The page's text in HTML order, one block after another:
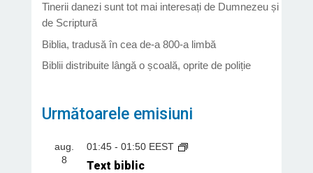
Tinerii danezi sunt tot mai interesați de Dumnezeu și
de Scriptură
Biblia, tradusă în cea de-a 800-a limbă
Biblii distribuite lângă o școală, oprite de poliție
Următoarele emisiuni
aug.
8
01:45- 01:50 EEST
Text biblic